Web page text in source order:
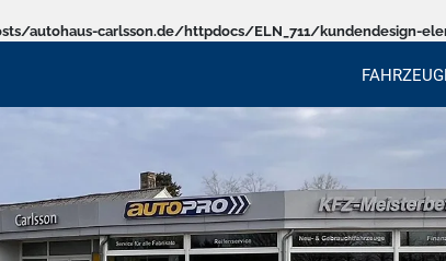
autohaus-carlsson.de/httpdocs/ELN_711/kundendesign-